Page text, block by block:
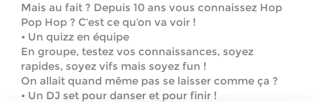
Mais au fait ? Depuis 10 ans vous connaissez Hop
Pop Hop ? C’est ce qu’on va voir !
• Un quizz en équipe
En groupe, testez vos connaissances, soyez
rapides, soyez vifs mais soyez fun !
On allait quand même pas se laisser comme ça ?
• Un DJ set pour danser et pour finir !